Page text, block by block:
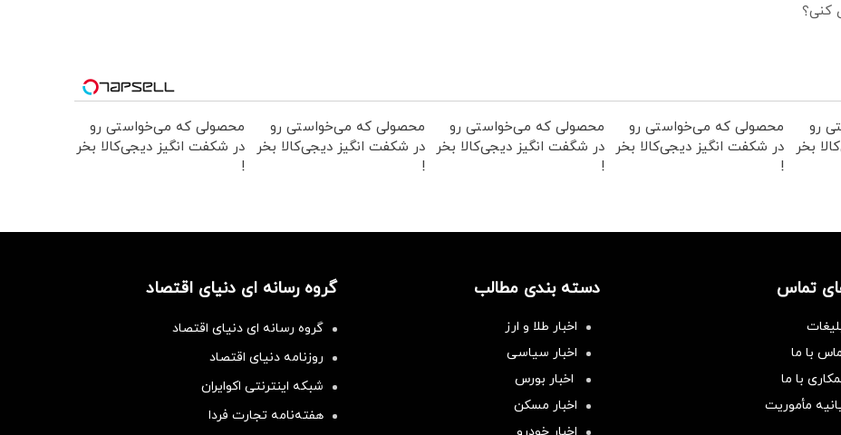
کنی؟
رو
بخر
محصولی که می‌خواستی رو
در شکفت انگیز دیجی‌کالا بخر
!
محصولی که می‌خواستی رو
در شگفت انگیز دیجی‌کالا بخر
!
محصولی که می‌خواستی رو
در شکفت انگیز دیجی‌کالا بخر
!
محصولی که می‌خواستی رو
در شکفت انگیز دیجی‌کالا بخر
!
تماس
با ما
با ما
مأموریت
دسته بندی مطالب
اخبار طلا و ارز
اخبار سیاسی
اخبار بورس
اخبار مسکن
گروه رسانه ای دنیای اقتصاد
گروه رسانه ای دنیای اقتصاد
روزنامه دنیای اقتصاد
شبکه اینترنتی اکوایران
هفته‌نامه تجارت فردا